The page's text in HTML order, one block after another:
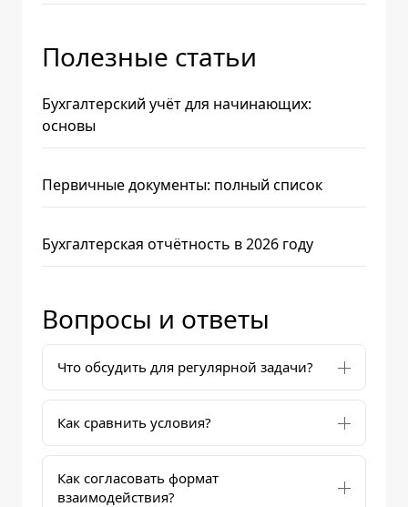
Полезные статьи
Бухгалтерский учёт для начинающих:
основы
Первичные документы: полный список
Бухгалтерская отчётность в 2026 году
Вопросы и ответы
Что обсудить для регулярной задачи?
Как сравнить условия?
Как согласовать формат
взаимодействия?